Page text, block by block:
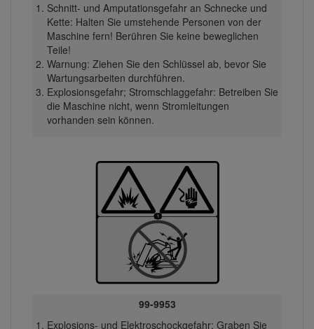
Schnitt- und Amputationsgefahr an Schnecke und
Kette: Halten Sie umstehende Personen von der
Maschine fern! Berühren Sie keine beweglichen
Teile!
Warnung: Ziehen Sie den Schlüssel ab, bevor Sie
Wartungsarbeiten durchführen.
Explosionsgefahr; Stromschlaggefahr: Betreiben Sie
die Maschine nicht, wenn Stromleitungen
vorhanden sein können.
99-9953
Explosions- und Elektroschockgefahr: Graben Sie